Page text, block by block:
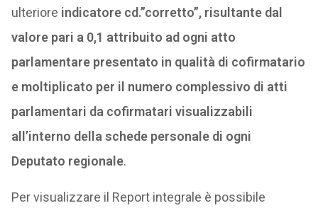
ulteriore indicatore cd.”corretto”, risultante dal
valore pari a 0,1 attribuito ad ogni atto
parlamentare presentato in qualità di cofirmatario
e moltiplicato per il numero complessivo di atti
parlamentari da cofirmatari visualizzabili
all’interno della schede personale di ogni
Deputato regionale.
Per visualizzare il Report integrale è possibile